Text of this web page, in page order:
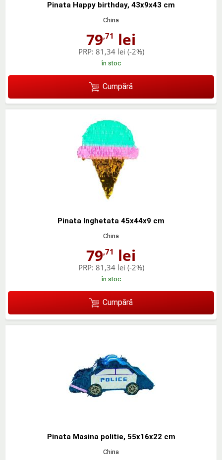
Pinata Happy birthday, 43x9x43 cm
China
79,71 lei
PRP: 81,34 lei (-2%)
în stoc
Cumpără
Pinata Inghetata 45x44x9 cm
China
79,71 lei
PRP: 81,34 lei (-2%)
în stoc
Cumpără
Pinata Masina politie, 55x16x22 cm
China